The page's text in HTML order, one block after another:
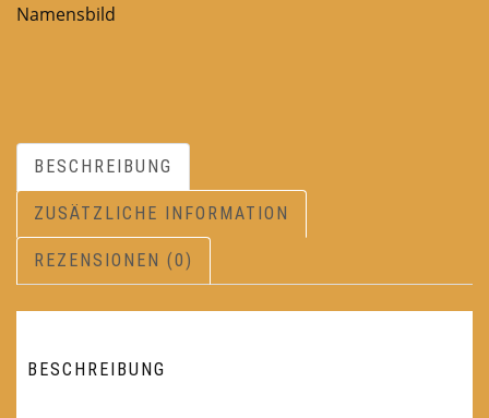
Namensbild
BESCHREIBUNG
ZUSÄTZLICHE INFORMATION
REZENSIONEN (0)
BESCHREIBUNG